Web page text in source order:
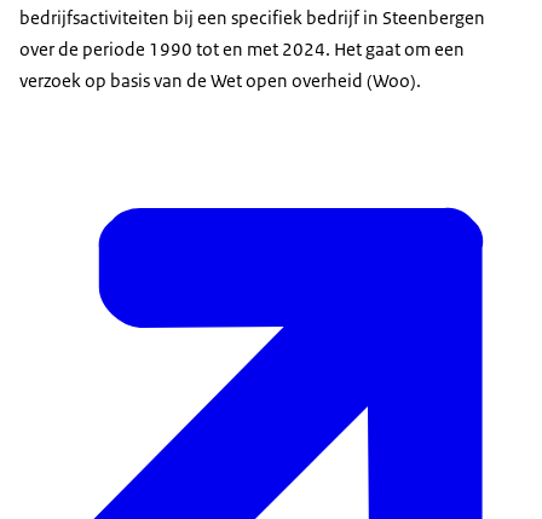
bedrijfsactiviteiten bij een specifiek bedrijf in Steenbergen
over de periode 1990 tot en met 2024. Het gaat om een
verzoek op basis van de Wet open overheid (Woo).